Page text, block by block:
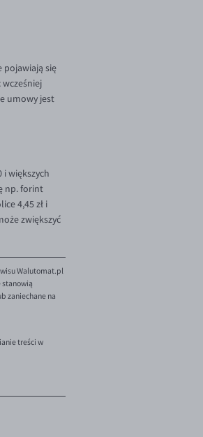
pojawiają się
umowy jest
większych
np. forint
4,45 zł i
zwiększyć
Walutomat.pl
zaniechane na
treści w